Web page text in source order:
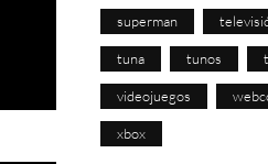
superman
tuna tunos
videojuegos
xbox